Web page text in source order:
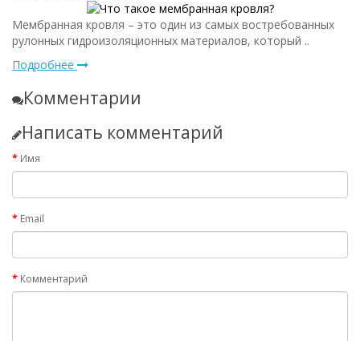
Мембранная кровля – это один из самых востребованных
рулонных гидроизоляционных материалов, который ..
Подробнее
Комментарии
Написать комментарий
Имя
Email
Комментарий